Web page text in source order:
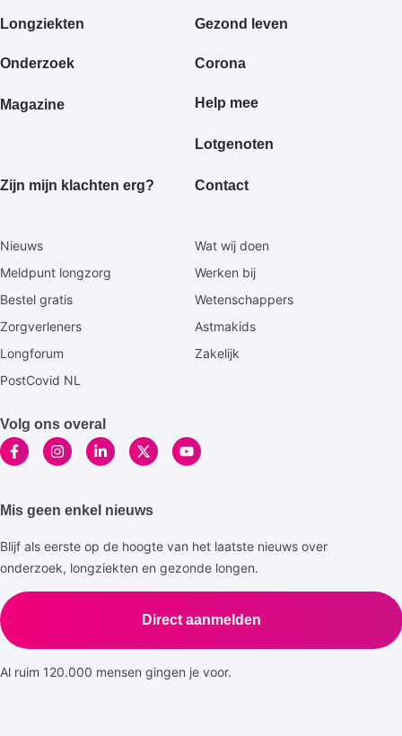
Primair
Longziekten Gezond leven
Onderzoek Corona
Magazine Help mee
Lotgenoten
Zijn mijn klachten erg? Contact
Secundaire
Nieuws
Wat wij doen
Meldpunt longzorg
Werken bij
Bestel gratis
Wetenschappers
Zorgverleners
Astmakids
Longforum
Zakelijk
PostCovid NL
Volg ons overal
Mis geen enkel nieuws
Blijf als eerste op de hoogte van het laatste nieuws over
onderzoek, longziekten en gezonde longen.
Direct aanmelden
Al ruim 120.000 mensen gingen je voor.